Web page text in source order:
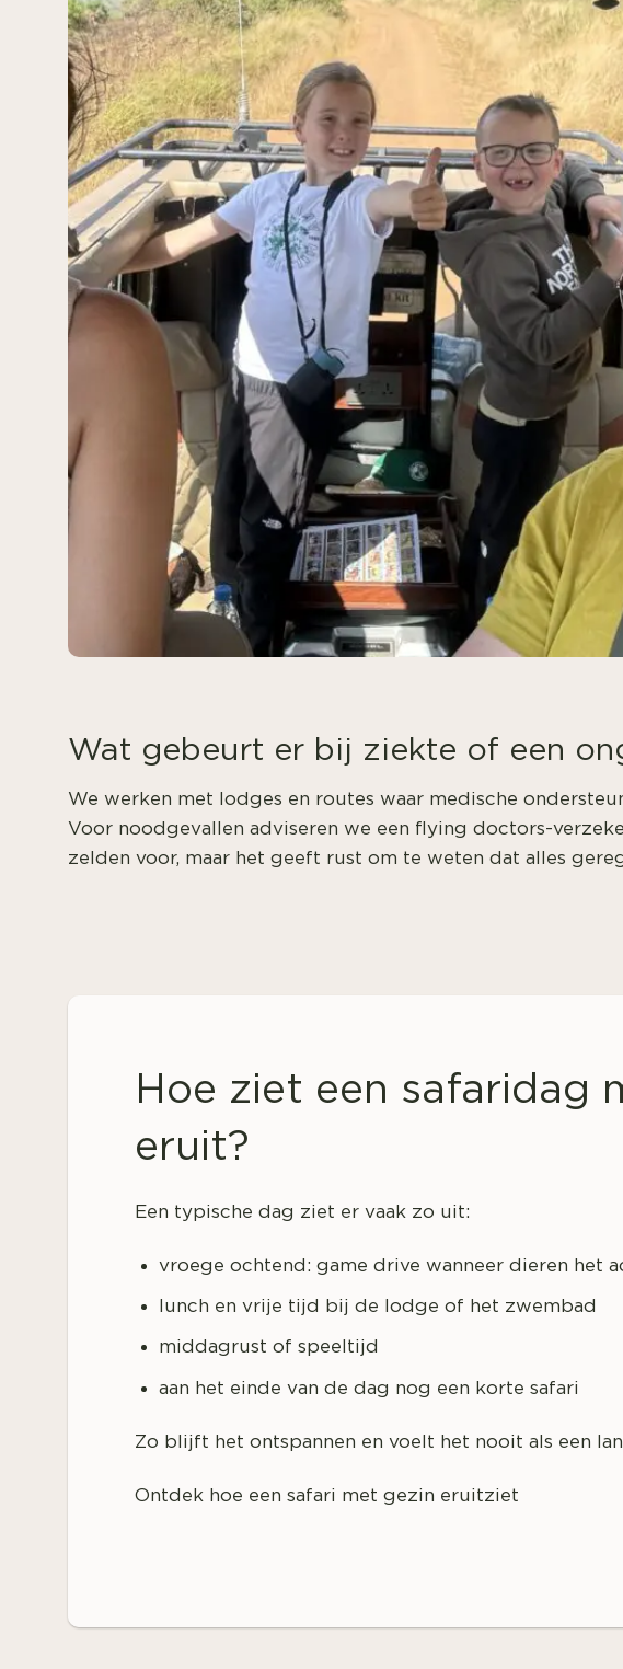
Wat gebeurt er bij ziekte of een
We werken met lodges en routes waar medische
Voor noodgevallen adviseren we een flying doctors-
zelden voor, maar het geeft rust om te weten dat alles
Hoe ziet een safaridag
eruit?
Een typische dag ziet er vaak zo uit:
vroege ochtend: game drive wanneer dieren het
lunch en vrije tijd bij de lodge of het zwembad
middagrust of speeltijd
aan het einde van de dag nog een korte safari
Zo blijft het ontspannen en voelt het nooit als een
Ontdek hoe een safari met gezin eruitziet